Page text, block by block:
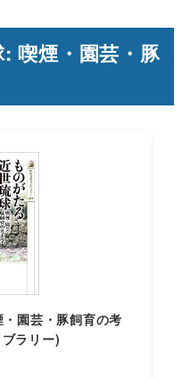
喫煙・園芸・豚
園芸・豚飼育の考
ラリー)